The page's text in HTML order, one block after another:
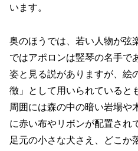
います。
奥のほうでは、若い人物が弦
ではアポロンは竪琴の名手で
姿と見る説がありますが、絵
徴」として用いられていると
周囲には森の中の暗い岩場や
に赤い布やリボンが配置され
足元の小さな犬さえ、どこか